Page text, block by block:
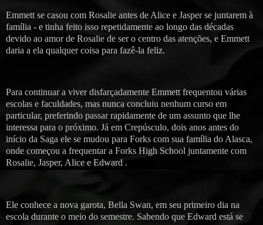
Emmett se casou com Rosalie antes de Alice e Jasper se juntarem à
família - e tinha feito isso repetidamente ao longo das décadas
devido ao amor de Rosalie de ser o centro das atenções, e Emmett
daria a ela qualquer coisa para fazê-la feliz.
Para continuar a viver disfarçadamente Emmett frequentou várias
escolas e faculdades, mas nunca concluiu nenhum curso em
particular, preferindo passar rapidamente de um assunto que lhe
interessa para o próximo. Já em Crepúsculo, dois anos antes do
início da Saga ele se mudou para Forks com sua família do Alasca,
onde começou a frequentar a Forks High School juntamente com
Rosalie, Jasper, Alice e Edward .
Ele conhece a nova garota, Bella Swan, em seu primeiro dia na
escola durante o meio do semestre. Sabendo que Edward está se